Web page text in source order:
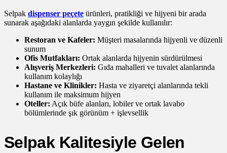
Selpak dispenser peçete ürünleri, pratikliği ve hijyeni bir arada
sunarak aşağıdaki alanlarda yaygın şekilde kullanılır:
Restoran ve Kafeler: Müşteri masalarında hijyenli ve düzenli
sunum
Ofis Mutfakları: Ortak alanlarda hijyenin sürdürülmesi
Alışveriş Merkezleri: Gıda mahalleri ve tuvalet alanlarında
kullanım kolaylığı
Hastane ve Klinikler: Hasta ve ziyaretçi alanlarında tekli
kullanım ile maksimum hijyen
Oteller: Açık büfe alanları, lobiler ve ortak lavabo
bölümlerinde şık görünüm + işlevsellik
Selpak Kalitesiyle Gelen